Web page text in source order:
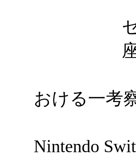
座長：
6-1 任
おける一考
Nintendo